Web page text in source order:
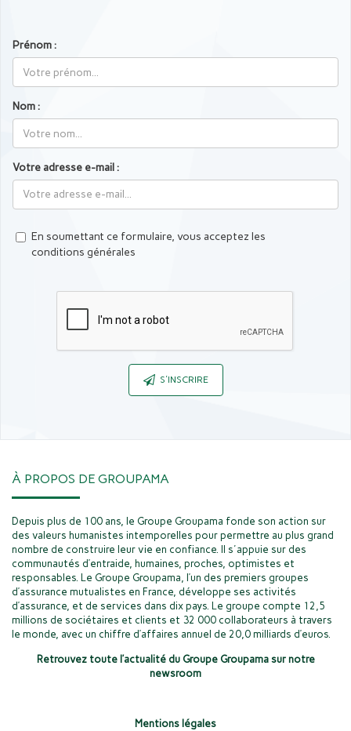
Prénom :
Nom :
Votre adresse e-mail :
En soumettant ce formulaire, vous acceptez les
conditions générales
S'INSCRIRE
À PROPOS DE GROUPAMA
Depuis plus de 100 ans, le Groupe Groupama fonde son action sur
des valeurs humanistes intemporelles pour permettre au plus grand
nombre de construire leur vie en confiance. Il s'appuie sur des
communautés d’entraide, humaines, proches, optimistes et
responsables. Le Groupe Groupama, l’un des premiers groupes
d’assurance mutualistes en France, développe ses activités
d’assurance, et de services dans dix pays. Le groupe compte 12,5
millions de sociétaires et clients et 32 000 collaborateurs à travers
le monde, avec un chiffre d’affaires annuel de 20,0 milliards d’euros.
Retrouvez toute l’actualité du Groupe Groupama sur notre
newsroom
Mentions légales